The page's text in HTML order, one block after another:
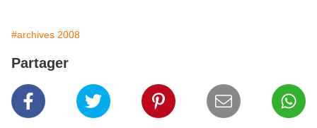
#archives 2008
Partager